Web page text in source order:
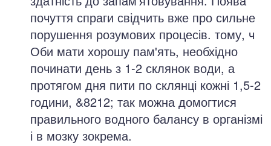
почуття спраги свідчить вже про сильне
порушення розумових процесів. тому, ч
Оби мати хорошу пам'ять, необхідно
починати день з 1-2 склянок води, а
протягом дня пити по склянці кожні 1,5-2
години, &8212; так можна домогтися
правильного водного балансу в організмі
і в мозку зокрема.